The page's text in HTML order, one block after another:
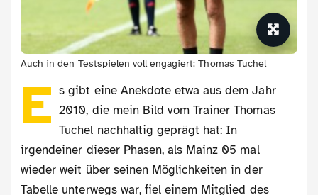
Auch in den Testspielen voll engagiert: Thomas Tuchel
E s gibt eine Anekdote etwa aus dem Jahr
2010, die mein Bild vom Trainer Thomas
Tuchel nachhaltig geprägt hat: In
irgendeiner dieser Phasen, als Mainz 05 mal
wieder weit über seinen Möglichkeiten in der
Tabelle unterwegs war, fiel einem Mitglied des